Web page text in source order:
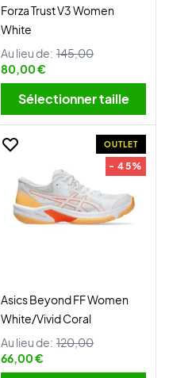
Forza Trust V3 Women
White
Au lieu de: 145,00
80,00 €
Sélectionner taille
OUTLET
- 45%
Asics Beyond FF Women
White/Vivid Coral
Au lieu de: 120,00
66,00 €